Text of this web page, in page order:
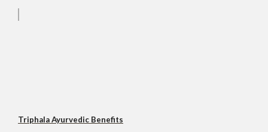
Triphala Ayurvedic Benefits